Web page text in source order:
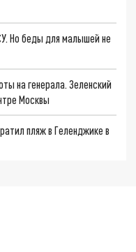
Но беды для малышей не
на генерала. Зеленский
Москвы
пляж в Геленджике в